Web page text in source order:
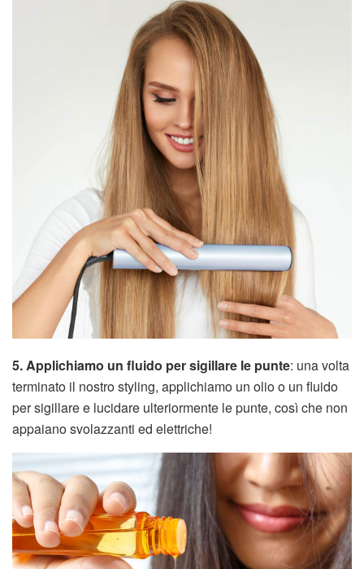
5. Applichiamo un fluido per sigillare le punte: una volta
terminato il nostro styling, applichiamo un olio o un fluido
per sigillare e lucidare ulteriormente le punte, così che non
appaiano svolazzanti ed elettriche!